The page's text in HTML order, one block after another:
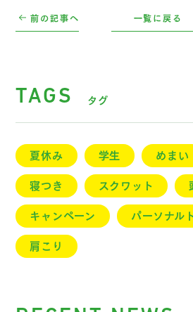
前の記事へ 一覧に戻る
TAGS タグ
夏休み 学生 めまい
寝つき
スクワット
キャンペーン
パーソナル
肩こり